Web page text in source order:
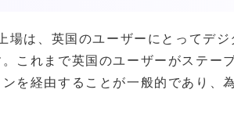
場は、英国のユーザーにとってデ
これまで英国のユーザーがステー
を経由することが一般的であり、